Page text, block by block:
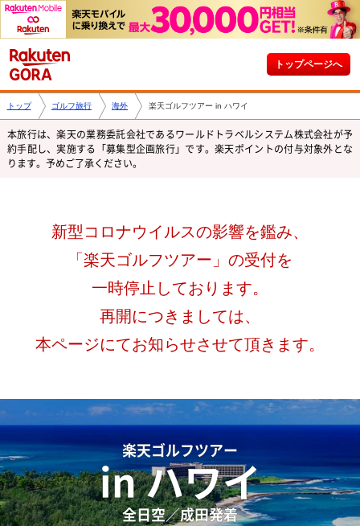
トップページへ
トップ ゴルフ旅行 海外 楽天ゴルフツアー in ハワイ
本旅行は、楽天の業務委託会社であるワールドトラベルシステム株式会社が予
約手配し、実施する「募集型企画旅行」です。楽天ポイントの付与対象外とな
ります。予めご了承ください。
新型コロナウイルスの影響を鑑み、
「楽天ゴルフツアー」の受付を
一時停止しております。
再開につきましては、
本ページにてお知らせさせて頂きます。
楽天ゴルフツアー
in ハワイ
全日空／成田発着